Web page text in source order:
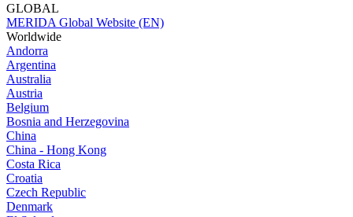
GLOBAL
MERIDA Global Website (EN)
Worldwide
Andorra
Argentina
Australia
Austria
Belgium
Bosnia and Herzegovina
China
China - Hong Kong
Costa Rica
Croatia
Czech Republic
Denmark